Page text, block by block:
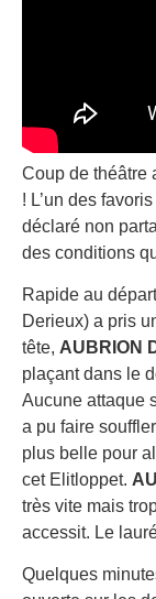
Coup de théâtre
! L’un des favoris
déclaré non
des conditions
Rapide au
Derieux) a pris
tête, AUBRION
plaçant dans le
Aucune attaque
a pu faire
plus belle pour
cet Elitloppet.
très vite mais
accessit. Le
Quelques